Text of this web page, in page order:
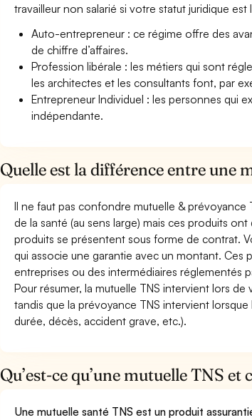
travailleur non salarié si votre statut juridique est
Auto-entrepreneur : ce régime offre des
de chiffre d’affaires.
Profession libérale : les métiers qui sont
les architectes et les consultants font, par
Entrepreneur Individuel : les personnes qui
indépendante.
Quelle est la différence entre une
Il ne faut pas confondre mutuelle & prévoyance
de la santé (au sens large) mais ces produits
produits se présentent sous forme de contrat.
qui associe une garantie avec un montant. Ces
entreprises ou des intermédiaires réglementés
Pour résumer, la mutuelle TNS intervient lors
tandis que la prévoyance TNS intervient
durée, décès, accident grave, etc.).
Qu’est-ce qu’une mutuelle TNS
Une mutuelle santé TNS est un produit